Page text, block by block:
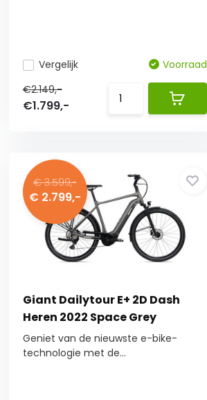
Vergelijk
Voorraad
€2.149,-
€1.799,-
€ 3.599,-
€ 2.799,-
Giant Dailytour E+ 2D Dash
Heren 2022 Space Grey
Geniet van de nieuwste e-bike-
technologie met de...